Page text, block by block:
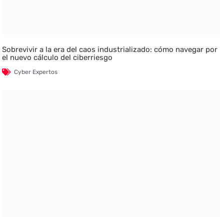
Sobrevivir a la era del caos industrializado: cómo navegar por
el nuevo cálculo del ciberriesgo
Cyber Expertos